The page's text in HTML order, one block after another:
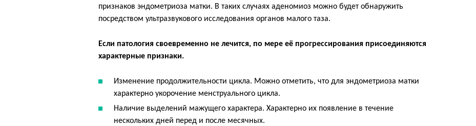
признаков эндометриоза матки. В таких случаях аденомиоз можно будет обнаружить
посредством ультразвукового исследования органов малого таза.
Если патология своевременно не лечится, по мере её прогрессирования присоединяются
характерные признаки.
Изменение продолжительности цикла. Можно отметить, что для эндометриоза матки
характерно укорочение менструального цикла.
Наличие выделений мажущего характера. Характерно их появление в течение
нескольких дней перед и после месячных.